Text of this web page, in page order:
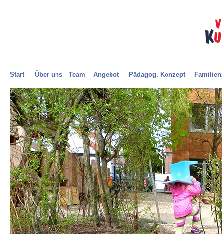
Pädagog. Konzept
Team Angebot
Über uns
Start